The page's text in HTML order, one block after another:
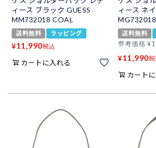
ィース ブラック GUESS
MM732018 COAL
送料無料 ラッピング
¥11,990税込
カートに入れる
ィース ネ
送料無料
参考価格 ¥
¥11,990税
カート